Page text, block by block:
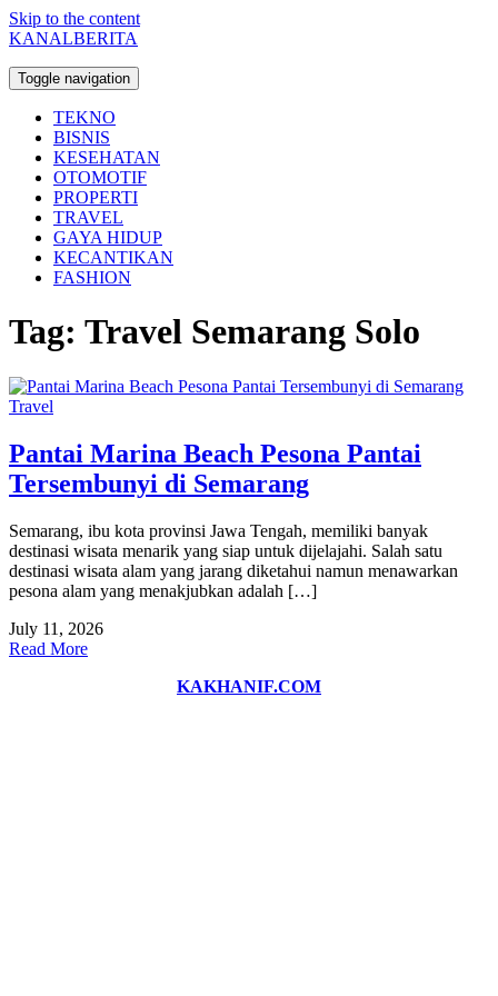
Skip to the content
KANALBERITA
Toggle navigation
TEKNO
BISNIS
KESEHATAN
OTOMOTIF
PROPERTI
TRAVEL
GAYA HIDUP
KECANTIKAN
FASHION
Tag: Travel Semarang Solo
Travel
Pantai Marina Beach Pesona Pantai
Tersembunyi di Semarang
Semarang, ibu kota provinsi Jawa Tengah, memiliki banyak
destinasi wisata menarik yang siap untuk dijelajahi. Salah satu
destinasi wisata alam yang jarang diketahui namun menawarkan
pesona alam yang menakjubkan adalah […]
July 11, 2026
Read More
KAKHANIF.COM